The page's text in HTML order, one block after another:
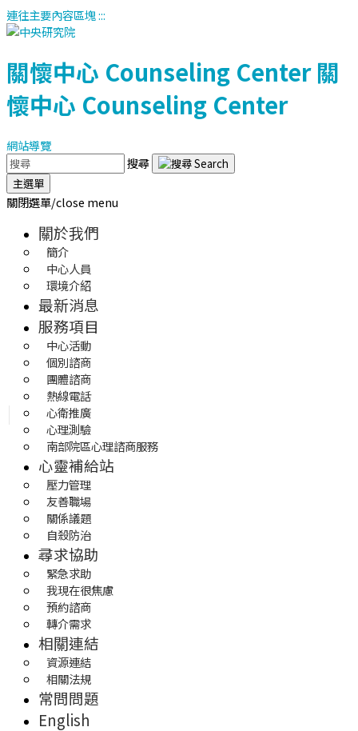
連往主要內容區塊:::
關懷中心 Counseling Center 關
懷中心 Counseling Center
網站導覽
搜尋
主選單
關閉選單/close menu
關於我們
簡介
中心人員
環境介紹
最新消息
服務項目
中心活動
個別諮商
團體諮商
熱線電話
心衛推廣
心理測驗
南部院區心理諮商服務
心靈補給站
壓力管理
友善職場
關係議題
自殺防治
尋求協助
緊急求助
我現在很焦慮
預約諮商
轉介需求
相關連結
資源連結
相關法規
常問問題
English